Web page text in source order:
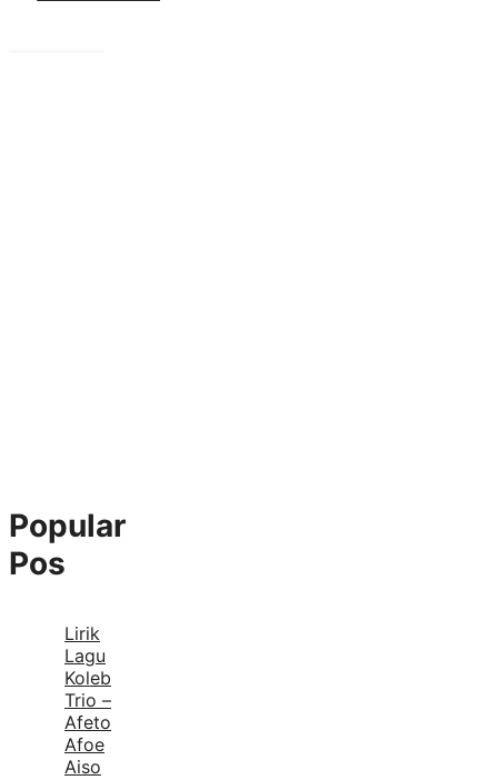
Popular
Pos
Lirik
Lagu
Koleb
Trio –
Afeto
Afoe
Aiso